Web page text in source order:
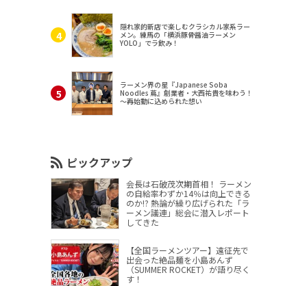
隠れ家的新店で楽しむクラシカル家系ラー
メン。練馬の「横浜豚骨醤油ラーメン
YOLO」でラ飲み！
ラーメン界の星『Japanese Soba
Noodles 蔦』創業者・大西祐貴を味わう！
～再始動に込められた想い
ピックアップ
会長は石破茂次期首相！ ラーメン
の自給率わずか14％は向上できる
のか!? 熱論が繰り広げられた「ラ
ーメン議連」総会に潜入レポート
してきた
【全国ラーメンツアー】遠征先で
出会った絶品麺を小島あんず
（SUMMER ROCKET）が語り尽く
す！